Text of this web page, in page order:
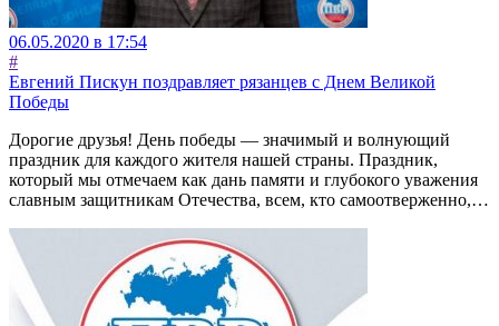
06.05.2020 в 17:54
#
Евгений Пискун поздравляет рязанцев с Днем Великой
Победы
Дорогие друзья! День победы — значимый и волнующий
праздник для каждого жителя нашей страны. Праздник,
который мы отмечаем как дань памяти и глубокого уважения
славным защитникам Отечества, всем, кто самоотверженно,…